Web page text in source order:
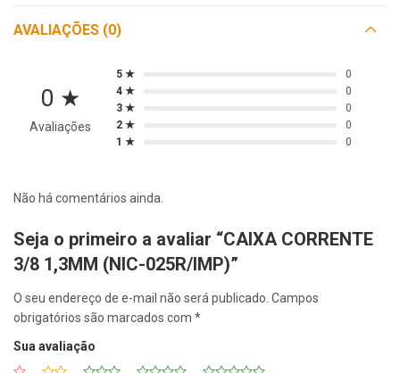
AVALIAÇÕES (0)
0 ★
Avaliações
5 ★
0
4 ★
0
3 ★
0
2 ★
0
1 ★
0
Não há comentários ainda.
Seja o primeiro a avaliar “CAIXA CORRENTE
3/8 1,3MM (NIC-025R/IMP)”
O seu endereço de e-mail não será publicado. Campos
obrigatórios são marcados com *
Sua avaliação